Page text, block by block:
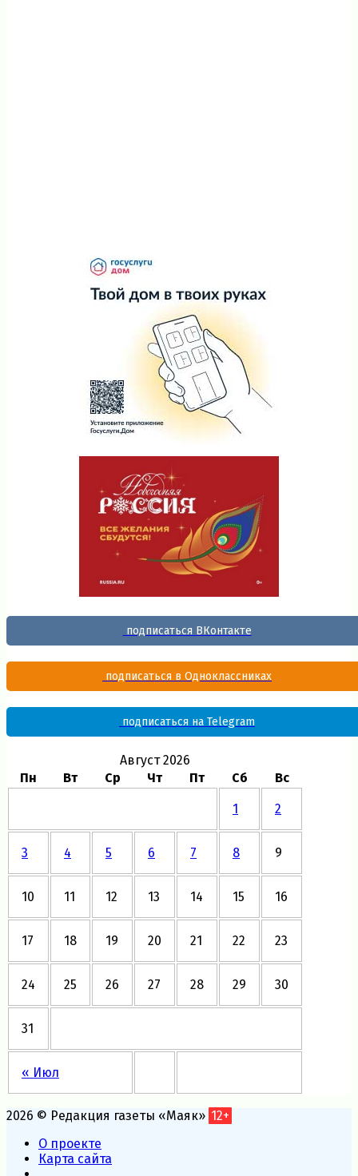
подписаться ВКонтакте
подписаться в Одноклассниках
подписаться на Telegram
Август 2026
Пн
Вт Ср Чт Пт Сб Вс
« Июл
1 2
3 4 5 6 7 8 9
10 11 12 13 14 15 16
17 18 19 20 21 22 23
24 25 26 27 28 29 30
31
2026 © Редакция газеты «Маяк» 12+
О проекте
Карта сайта